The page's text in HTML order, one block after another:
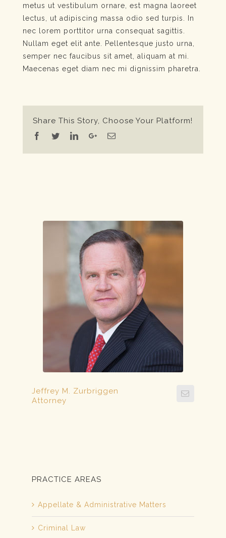
metus ut vestibulum ornare, est magna laoreet
lectus, ut adipiscing massa odio sed turpis. In
nec lorem porttitor urna consequat sagittis.
Nullam eget elit ante. Pellentesque justo urna,
semper nec faucibus sit amet, aliquam at mi.
Maecenas eget diam nec mi dignissim pharetra.
Share This Story, Choose Your Platform!
Facebook
TwitterLinkedinGoogle+Email
Jeffrey M. Zurbriggen
Attorney
PRACTICE AREAS
Appellate & Administrative Matters
Criminal Law